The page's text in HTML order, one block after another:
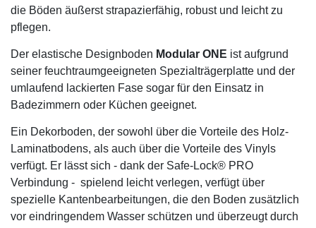
die Böden äußerst strapazierfähig, robust und leicht zu
pflegen.
Der elastische Designboden Modular ONE ist aufgrund
seiner feuchtraumgeeigneten Spezialträgerplatte und der
umlaufend lackierten Fase sogar für den Einsatz in
Badezimmern oder Küchen geeignet.
Ein Dekorboden, der sowohl über die Vorteile des Holz-
Laminatbodens, als auch über die Vorteile des Vinyls
verfügt. Er lässt sich - dank der Safe-Lock® PRO
Verbindung - spielend leicht verlegen, verfügt über
spezielle Kantenbearbeitungen, die den Boden zusätzlich
vor eindringendem Wasser schützen und überzeugt durch